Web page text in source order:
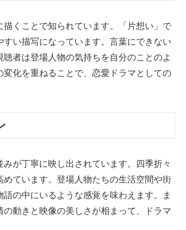
くことで知られています。「片想い」で
い描写になっています。言葉にできない
者は登場人物の気持ちを自分のことのよ
化を重ねることで、恋愛ドラマとしての
が丁寧に映し出されています。四季折々
ています。登場人物たちの生活空間や街
の中にいるような感覚を味わえます。ま
動きと映像の美しさが相まって、ドラマ